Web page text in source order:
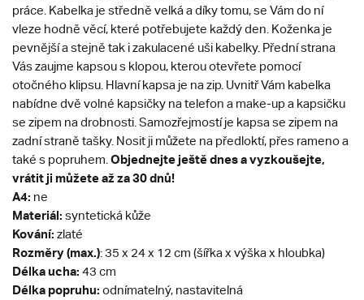
práce. Kabelka je středně velká a díky tomu, se Vám do ní
vleze hodně věcí, které potřebujete každý den. Koženka je
pevnější a stejně tak i zakulacené uši kabelky. Přední strana
Vás zaujme kapsou s klopou, kterou otevřete pomocí
otočného klipsu. Hlavní kapsa je na zip. Uvnitř Vám kabelka
nabídne dvě volné kapsičky na telefon a make-up a kapsičku
se zipem na drobnosti. Samozřejmostí je kapsa se zipem na
zadní straně tašky. Nosit ji můžete na předloktí, přes rameno a
také s popruhem. Objednejte ještě dnes a vyzkoušejte,
vrátit ji můžete až za 30 dnů!
A4: ne
Materiál: syntetická kůže
Kování: zlaté
Rozměry (max.): 35 x 24 x 12 cm (šířka x výška x hloubka)
Délka ucha: 43 cm
Délka popruhu: odnímatelný, nastavitelná